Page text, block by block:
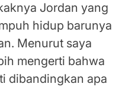
Jordan yang
hidup barunya
Menurut saya
mengerti bahwa
dibandingkan apa